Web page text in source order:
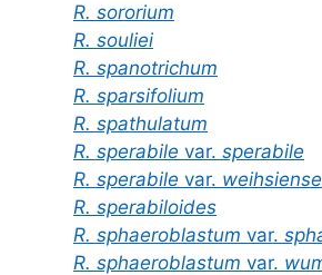
R. sororium
R. souliei
R. spanotrichum
R. sparsifolium
R. spathulatum
R. sperabile var. sperabile
R. sperabile var. weihsiense
R. sperabiloides
R. sphaeroblastum var.
R. sphaeroblastum var.